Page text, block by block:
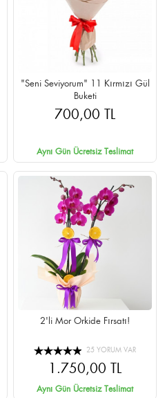
"Seni Seviyorum" 11 Kırmızı Gül
Buketi
700,00 TL
Aynı Gün Ücretsiz Teslimat
2'li Mor Orkide Fırsatı!
25 YORUM VAR
1.750,00 TL
Aynı Gün Ücretsiz Teslimat